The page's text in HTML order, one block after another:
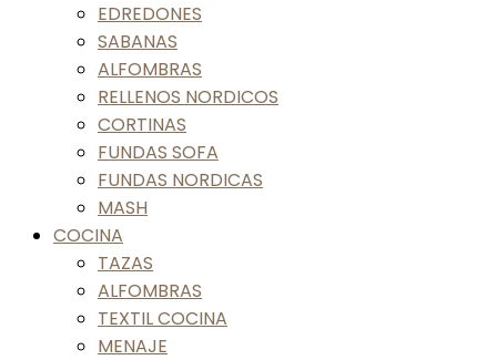
EDREDONES
SABANAS
ALFOMBRAS
RELLENOS NORDICOS
CORTINAS
FUNDAS SOFA
FUNDAS NORDICAS
MASH
COCINA
TAZAS
ALFOMBRAS
TEXTIL COCINA
MENAJE